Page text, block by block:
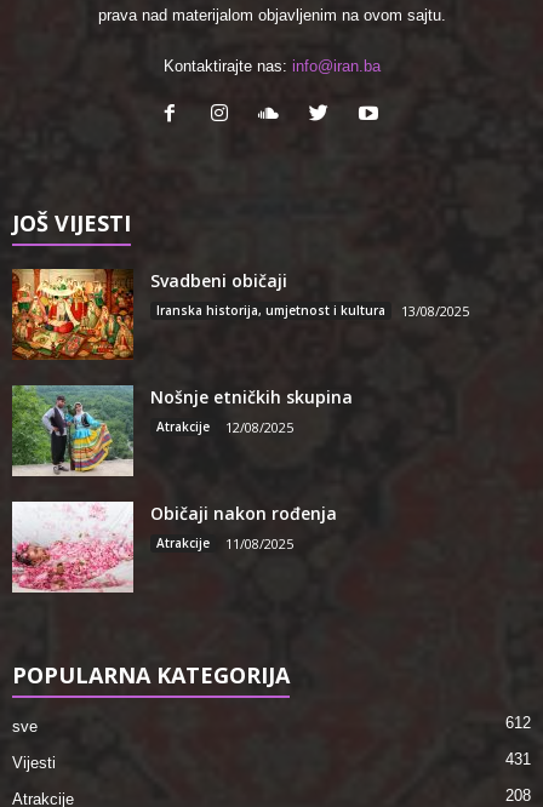
prava nad materijalom objavljenim na ovom sajtu.
Kontaktirajte nas: info@iran.ba
JOŠ VIJESTI
Svadbeni običaji
Iranska historija, umjetnost i kultura 13/08/2025
Nošnje etničkih skupina
Atrakcije 12/08/2025
Običaji nakon rođenja
Atrakcije 11/08/2025
POPULARNA KATEGORIJA
sve 612
Vijesti 431
Atrakcije 208